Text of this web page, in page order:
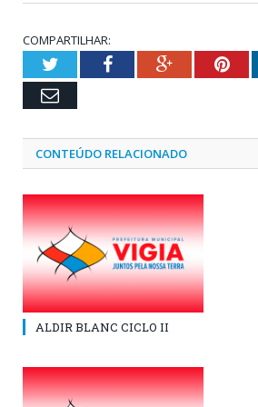
COMPARTILHAR:
TwitterFacebookGoogle+
Email
CONTEÚDO RELACIONADO
ALDIR BLANC CICLO II